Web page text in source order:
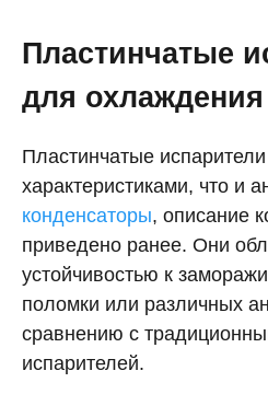
Пластинчатые
для
Пластинчатые
характеристиками, что и
конденсаторы, описание
приведено ранее. Они
устойчивостью к
поломки или различных
сравнению с
испарителей.